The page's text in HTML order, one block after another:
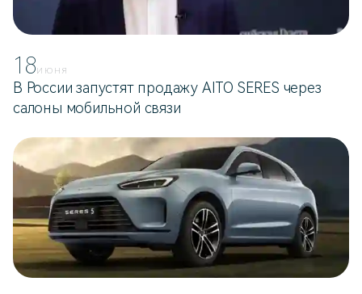
18ИЮНЯ
В России запустят продажу AITO SERES через
салоны мобильной связи